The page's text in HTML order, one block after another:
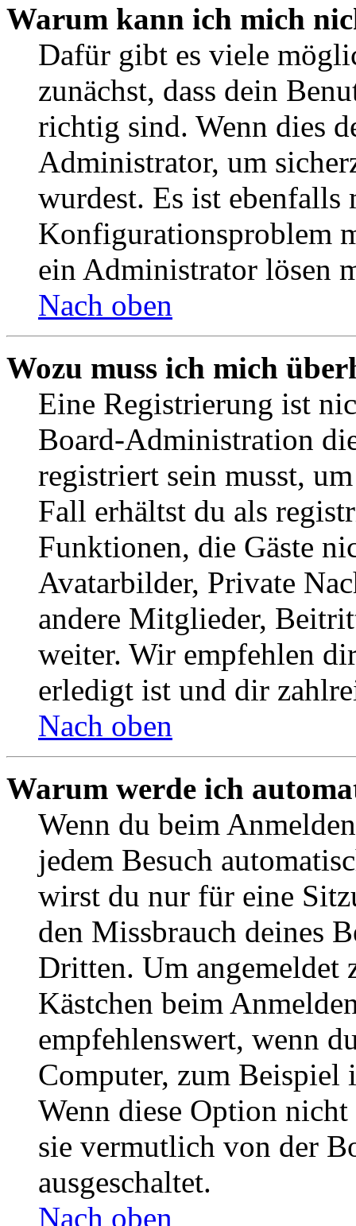
Warum kann ich mich
Dafür gibt es viele
zunächst, dass dein
richtig sind. Wenn dies
Administrator, um
wurdest. Es ist ebenfalls
Konfigurationsproblem
ein Administrator lösen
Nach oben
Wozu muss ich mich
Eine Registrierung ist
Board-Administration
registriert sein musst,
Fall erhältst du als
Funktionen, die Gäste
Avatarbilder, Private
andere Mitglieder,
weiter. Wir empfehlen
erledigt ist und dir
Nach oben
Warum werde ich
Wenn du beim
jedem Besuch
wirst du nur für eine
den Missbrauch deines
Dritten. Um angemeldet
Kästchen beim
empfehlenswert, wenn
Computer, zum Beispiel
Wenn diese Option
sie vermutlich von der
ausgeschaltet.
Nach oben